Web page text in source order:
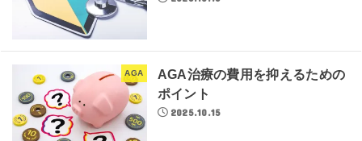
AGA
AGA治療の費用を抑えるための
ポイント
2025.10.15